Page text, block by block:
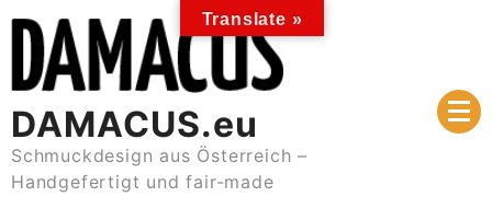
content
DAMACUS.eu
Schmuckdesign aus Österreich –
Handgefertigt und fair-made
Translate »